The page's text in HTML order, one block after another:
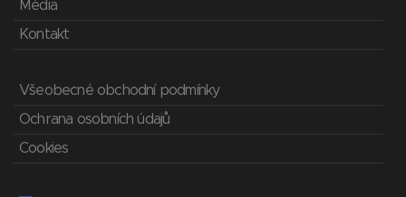
Média
Kontakt
Všeobecné obchodní podmínky
Ochrana osobních údajů
Cookies